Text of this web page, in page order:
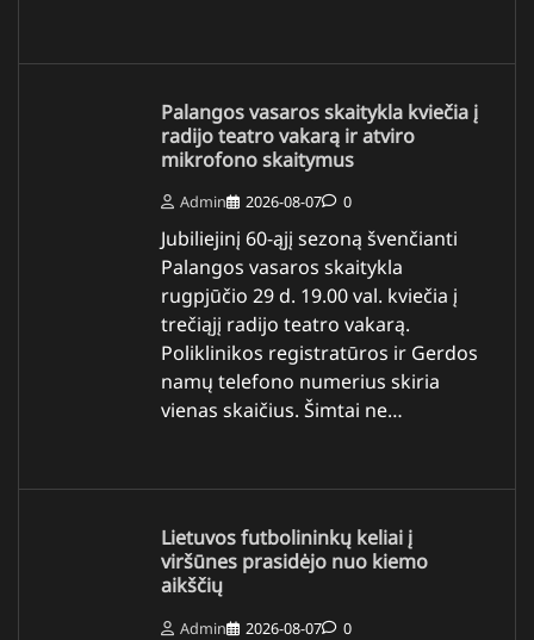
Palangos vasaros skaitykla kviečia į
radijo teatro vakarą ir atviro
mikrofono skaitymus
Admin 2026-08-07 0
Jubiliejinį 60-ąjį sezoną švenčianti
Palangos vasaros skaitykla
rugpjūčio 29 d. 19.00 val. kviečia į
trečiąjį radijo teatro vakarą.
Poliklinikos registratūros ir Gerdos
namų telefono numerius skiria
vienas skaičius. Šimtai ne…
Lietuvos futbolininkų keliai į
viršūnes prasidėjo nuo kiemo
aikščių
Admin 2026-08-07 0